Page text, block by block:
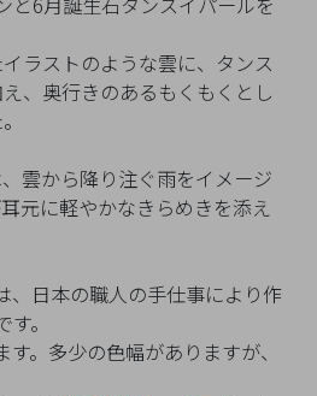
ラストのような雲に、タンス
、奥行きのあるもくもくとし
雲から降り注ぐ雨をイメージ
元に軽やかなきらめきを添え
、日本の職人の手仕事により作
。
。多少の色幅がありますが、